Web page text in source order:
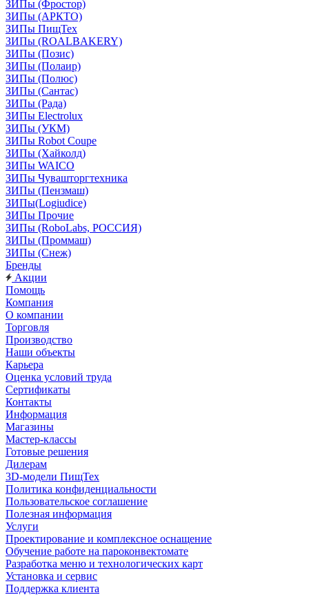
ЗИПы (Фростор)
ЗИПы (АРКТО)
ЗИПы ПищТех
ЗИПы (ROALBAKERY)
ЗИПы (Позис)
ЗИПы (Полаир)
ЗИПы (Полюс)
ЗИПы (Сантас)
ЗИПы (Рада)
ЗИПы Electrolux
ЗИПы (УКМ)
ЗИПы Robot Coupe
ЗИПы (Хайколд)
ЗИПы WAICO
ЗИПы Чувашторгтехника
ЗИПы (Пензмаш)
ЗИПы(Logiudice)
ЗИПы Прочие
ЗИПы (RoboLabs, РОССИЯ)
ЗИПы (Проммаш)
ЗИПы (Снеж)
Бренды
Акции
Помощь
Компания
О компании
Торговля
Производство
Наши объекты
Карьера
Оценка условий труда
Сертификаты
Контакты
Информация
Магазины
Мастер-классы
Готовые решения
Дилерам
3D-модели ПищТех
Политика конфиденциальности
Пользовательское соглашение
Полезная информация
Услуги
Проектирование и комплексное оснащение
Обучение работе на пароконвектомате
Разработка меню и технологических карт
Установка и сервис
Поддержка клиента